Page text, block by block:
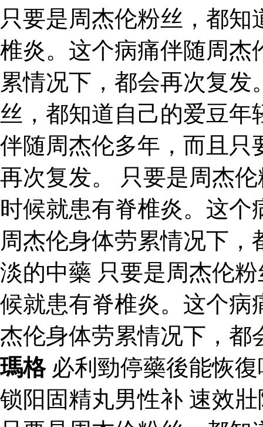
只要是周杰伦粉丝，都
椎炎。这个病痛伴随周杰
累情况下，都会再次复发
丝，都知道自己的爱豆
伴随周杰伦多年，而且只
再次复发。 只要是周杰
时候就患有脊椎炎。这
周杰伦身体劳累情况下
淡的中藥 只要是周杰伦
候就患有脊椎炎。这个病
杰伦身体劳累情况下，
瑪格必利勁停藥後能恢
锁阳固精丸男性补 速效